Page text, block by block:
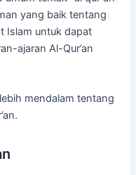
yang baik tentang
Islam untuk dapat
ajaran Al-Qur’an
mendalam tentang